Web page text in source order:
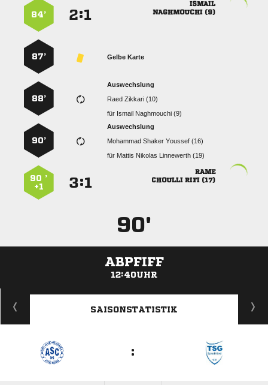

 
:
84’
Gelbe Karte
87’
Auswechslung
  
für   
88’
Auswechslung
   
für    
90’

  
:
90 ’
+1
90'
ABPFIFF
12:40UHR
ANZEIGE
SAISONSTATISTIK
: